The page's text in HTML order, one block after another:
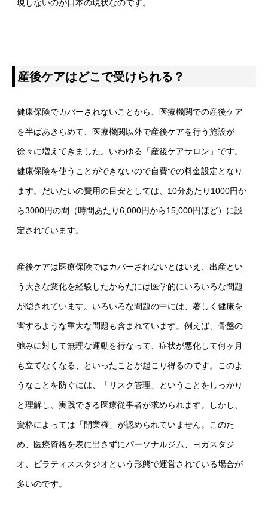
現しないのが日本の現状なのです。
産後ケアはどこで受けられる？
健康保険でカバーされないことから、医療機関での産後ケア
を半ばあきらめて、医療機関以外で産後ケアを行う施設が
徐々に増えてきました。いわゆる「産後ケアサロン」です。
健康保険を使うことができないので自費での料金設定となり
ます。だいたいの費用の目安としては、10分あたり1000円か
ら3000円の間（時間あたり6,000円から15,000円ほど）に設
定されています。
産後ケアは医療保険ではカバーされないとはいえ、出産とい
う大きな変化を経験したからだには医学的にいろいろな問題
が隠されています。いろいろな問題の中には、著しく健康を
害するような重大な問題も含まれています。例えば、骨盤の
弛みに対して無理な運動を行なって、症状が悪化して何ヶ月
も立てなくなる、といったことが起こり得るのです。このよ
うなことを防ぐには、「リスク管理」ということをしっかり
と理解し、実践できる医療従事者が求められます。しかし、
資格によっては「開業権」が認められていません。このた
め、医療資格を表に出さずにパーソナルジム、ヨガスタジ
オ、ピラティススタジオという形態で運営されている場合が
多いのです。